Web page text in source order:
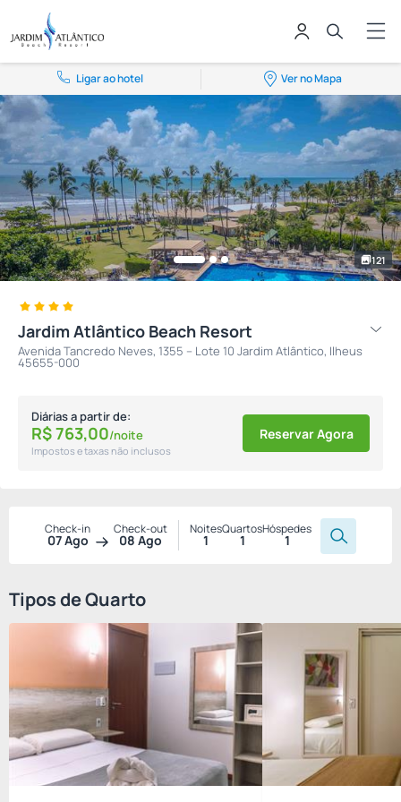
Ligar ao hotel Ver no Mapa
121
Jardim Atlântico Beach Resort
Avenida Tancredo Neves, 1355 – Lote 10 Jardim Atlântico, Ilheus
45655-000
Diárias a partir de:
R$763,00/noite
Impostos e taxas não inclusos
Reservar Agora
Check-in
07 Ago
Check-out
08 Ago
Noites
1
Quartos
1
Hóspedes
1
Tipos de Quarto